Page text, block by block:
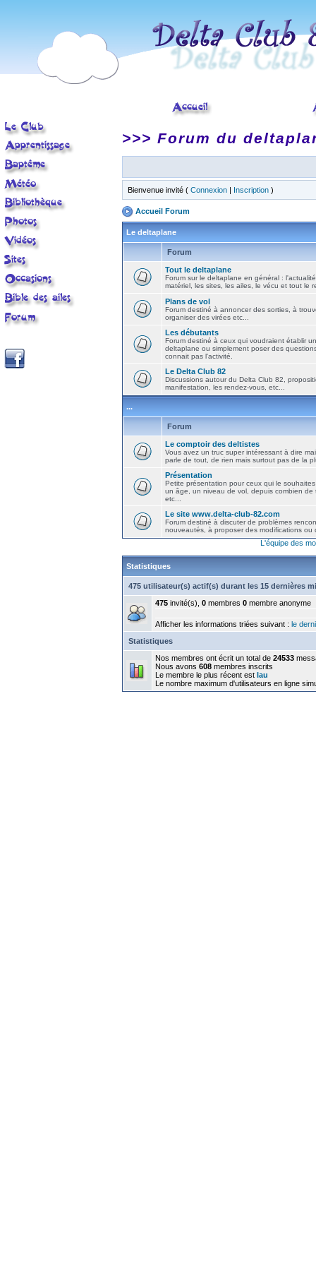
>>> Forum du
Bienvenue invité ( Connexion | Inscription )
Accueil Forum
Le deltaplane
Forum
Tout le deltaplane
Forum sur le deltaplane en général :
matériel, les sites, les ailes, le vécu et tout le
Plans de vol
Forum destiné à annoncer des sorties, à
organiser des virées etc...
Les débutants
Forum destiné à ceux qui voudraient établir
deltaplane ou simplement poser des
connait pas l'activité.
Le Delta Club 82
Discussions autour du Delta Club 82,
manifestation, les rendez-vous, etc...
...
Forum
Le comptoir des deltistes
Vous avez un truc super intéressant à dire
parle de tout, de rien mais surtout pas de la
Présentation
Petite présentation pour ceux qui le
un âge, un niveau de vol, depuis combien de
etc...
Le site www.delta-club-82.com
Forum destiné à discuter de problèmes
nouveautés, à proposer des modifications ou
L'équipe des
Statistiques
475 utilisateur(s) actif(s) durant les 15 dernières
475 invité(s), 0 membres 0 membre anonyme
Afficher les informations triées suivant : le
Statistiques
Nos membres ont écrit un total de 24533
Nous avons 608 membres inscrits
Le membre le plus récent est lau
Le nombre maximum d'utilisateurs en ligne